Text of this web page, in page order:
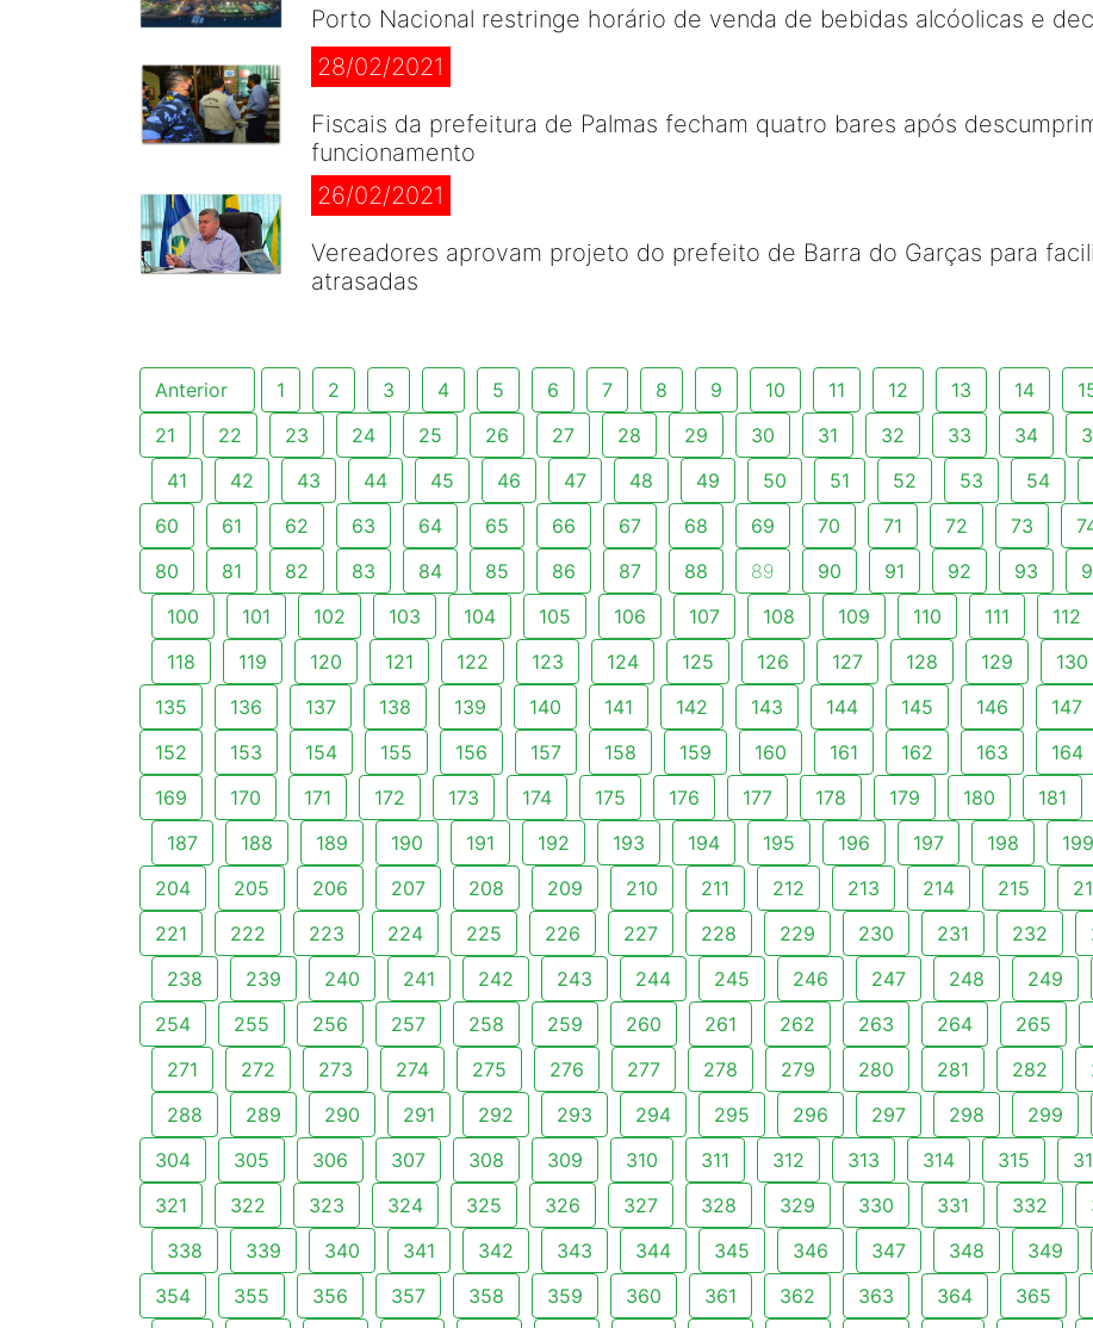
Porto Nacional restringe horário de venda de bebidas alcóolicas e
28/02/2021
Fiscais da prefeitura de Palmas fecham quatro bares após
funcionamento
26/02/2021
Vereadores aprovam projeto do prefeito de Barra do Garças para
atrasadas
Anterior 1 2 3 4 5 6 7 8 9 10 11 12 13 14
21
22 23 24 25 26 27 28 29 30 31 32 33 34
41
42 43 44 45 46 47 48 49 50 51 52 53 54
60
61 62 63 64 65 66 67 68 69 70 71 72 73
80
81 82 83 84 85 86 87 88 89 90 91 92 93
100
101 102 103 104 105 106 107 108 109 110 111 112
118
119 120 121 122 123 124 125 126 127 128 129 130
135
136 137 138 139 140 141 142 143 144 145 146 147
152
153 154 155 156 157 158 159 160 161 162 163 164
169
170 171 172 173 174 175 176 177 178 179 180 181
187
188 189 190 191 192 193 194 195 196 197 198 199
204
205 206 207 208 209 210 211 212 213 214 215
221
222 223 224 225 226 227 228 229 230 231 232
238
239 240 241 242 243 244 245 246 247 248 249
254
255 256 257 258 259 260 261 262 263 264 265
271
272 273 274 275 276 277 278 279 280 281 282
288
289 290 291 292 293 294 295 296 297 298 299
304
305 306 307 308 309 310 311 312 313 314 315
321
322 323 324 325 326 327 328 329 330 331 332
338
339 340 341 342 343 344 345 346 347 348 349
354
355 356 357 358 359 360 361 362 363 364 365